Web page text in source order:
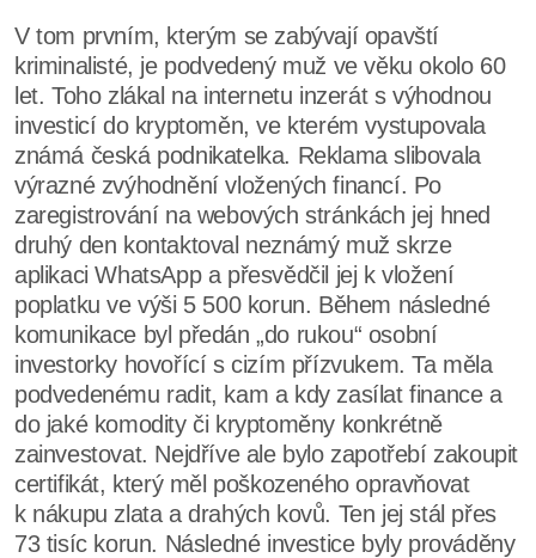
V tom prvním, kterým se zabývají opavští
kriminalisté, je podvedený muž ve věku okolo 60
let. Toho zlákal na internetu inzerát s výhodnou
investicí do kryptoměn, ve kterém vystupovala
známá česká podnikatelka. Reklama slibovala
výrazné zvýhodnění vložených financí. Po
zaregistrování na webových stránkách jej hned
druhý den kontaktoval neznámý muž skrze
aplikaci WhatsApp a přesvědčil jej k vložení
poplatku ve výši 5 500 korun. Během následné
komunikace byl předán „do rukou“ osobní
investorky hovořící s cizím přízvukem. Ta měla
podvedenému radit, kam a kdy zasílat finance a
do jaké komodity či kryptoměny konkrétně
zainvestovat. Nejdříve ale bylo zapotřebí zakoupit
certifikát, který měl poškozeného opravňovat
k nákupu zlata a drahých kovů. Ten jej stál přes
73 tisíc korun. Následné investice byly prováděny